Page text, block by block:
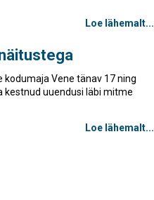
Loe lähemalt...
Vene tänav 17 ning
kestnud uuendusi läbi mitme
Loe lähemalt...